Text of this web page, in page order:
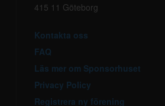
415 11 Göteborg
Kontakta oss
FAQ
Läs mer om Sponsorhuset
Privacy Policy
Registrera ny förening